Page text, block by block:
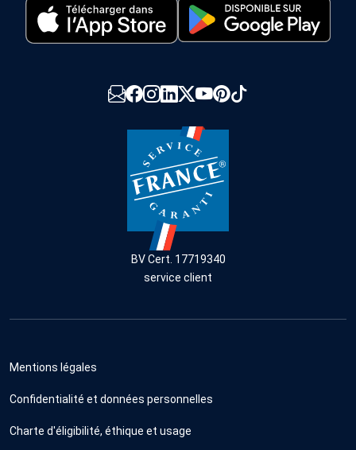
BV Cert. 17719340
service client
Mentions légales
Confidentialité et données personnelles
Charte d'éligibilité, éthique et usage